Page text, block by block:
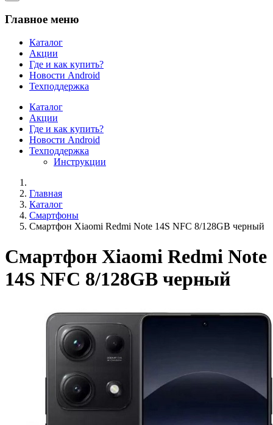
Главное меню
Каталог
Акции
Где и как купить?
Новости Android
Техподдержка
Каталог
Акции
Где и как купить?
Новости Android
Техподдержка
Инструкции
Главная
Каталог
Смартфоны
Смартфон Xiaomi Redmi Note 14S NFC 8/128GB черный
Смартфон Xiaomi Redmi Note
14S NFC 8/128GB черный